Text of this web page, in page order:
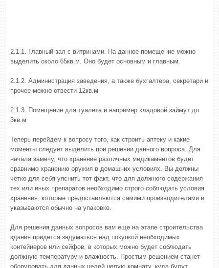
2.1.1. Главный зал с витринами. На данное помещение можно
выделить около 65кв.м. Оно будет основным и главным.
2.1.2. Администрация заведения, а также бухгалтера, секретари и
прочее можно отвести 12кв.м
2.1.3. Помещение для туалета и например кладовой займут до
3кв.м
Теперь перейдем к вопросу того, как строить аптеку и какие
моменты следует выделить при решении данного вопроса. Для
начала замечу, что хранение различных медикаментов будет
сравнимо хранению оружия в домашних условиях. Вы должны
четко для себя уяснить тот факт, что для должного содержания
тех или иных препаратов необходимо строго соблюдать условия
хранения, которые предоставляются самими производителями и
указываются обычно на упаковке.
Для решения данных вопросов вам еще на этапе строительства
здания придется задуматься над покупкой необходимых
контейнеров или сейфов, в которых можно будет соблюдать
должную температуру и влажность. Простым решением станет
оборудовать для данных целей целую комнату, куда будут